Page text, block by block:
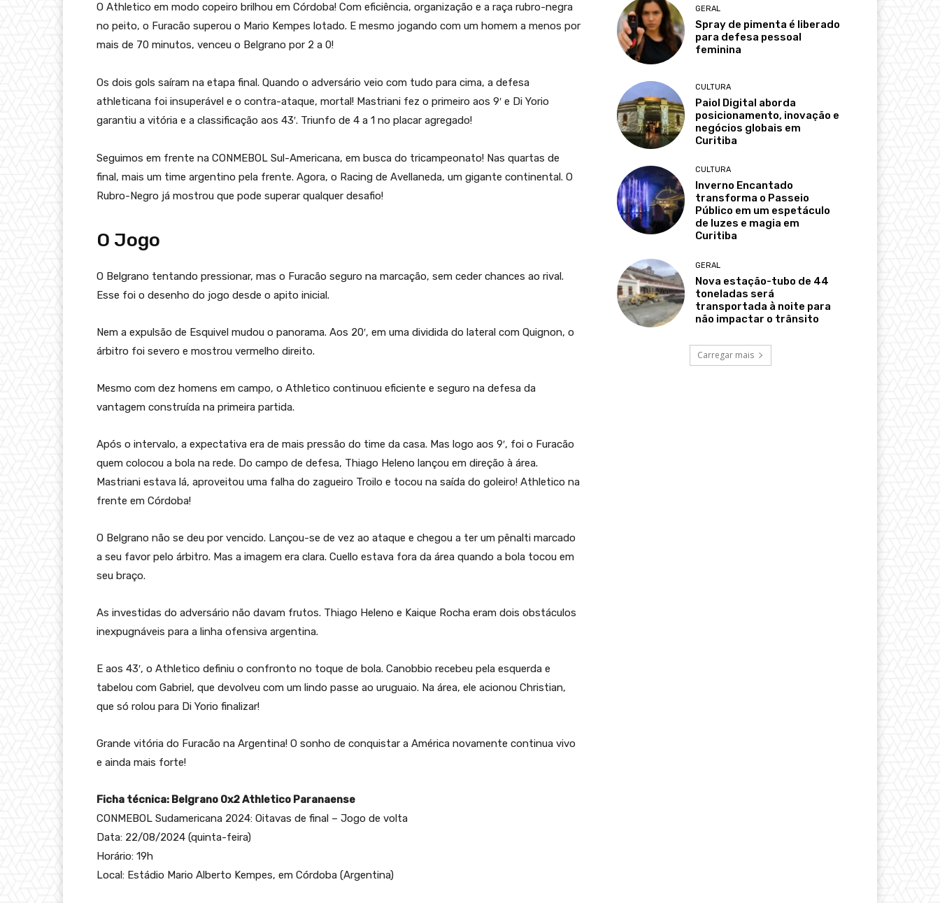
O Athletico em modo copeiro brilhou em Córdoba! Com eficiência, organização e a raça rubro-negra
no peito, o Furacão superou o Mario Kempes lotado. E mesmo jogando com um homem a menos por
mais de 70 minutos, venceu o Belgrano por 2 a 0!
Os dois gols saíram na etapa final. Quando o adversário veio com tudo para cima, a defesa
athleticana foi insuperável e o contra-ataque, mortal! Mastriani fez o primeiro aos 9′ e Di Yorio
garantiu a vitória e a classificação aos 43′. Triunfo de 4 a 1 no placar agregado!
Seguimos em frente na CONMEBOL Sul-Americana, em busca do tricampeonato! Nas quartas de
final, mais um time argentino pela frente. Agora, o Racing de Avellaneda, um gigante continental. O
Rubro-Negro já mostrou que pode superar qualquer desafio!
O Jogo
O Belgrano tentando pressionar, mas o Furacão seguro na marcação, sem ceder chances ao rival.
Esse foi o desenho do jogo desde o apito inicial.
Nem a expulsão de Esquivel mudou o panorama. Aos 20′, em uma dividida do lateral com Quignon, o
árbitro foi severo e mostrou vermelho direito.
Mesmo com dez homens em campo, o Athletico continuou eficiente e seguro na defesa da
vantagem construída na primeira partida.
Após o intervalo, a expectativa era de mais pressão do time da casa. Mas logo aos 9′, foi o Furacão
quem colocou a bola na rede. Do campo de defesa, Thiago Heleno lançou em direção à área.
Mastriani estava lá, aproveitou uma falha do zagueiro Troilo e tocou na saída do goleiro! Athletico na
frente em Córdoba!
O Belgrano não se deu por vencido. Lançou-se de vez ao ataque e chegou a ter um pênalti marcado
a seu favor pelo árbitro. Mas a imagem era clara. Cuello estava fora da área quando a bola tocou em
seu braço.
As investidas do adversário não davam frutos. Thiago Heleno e Kaique Rocha eram dois obstáculos
inexpugnáveis para a linha ofensiva argentina.
E aos 43′, o Athletico definiu o confronto no toque de bola. Canobbio recebeu pela esquerda e
tabelou com Gabriel, que devolveu com um lindo passe ao uruguaio. Na área, ele acionou Christian,
que só rolou para Di Yorio finalizar!
Grande vitória do Furacão na Argentina! O sonho de conquistar a América novamente continua vivo
e ainda mais forte!
Ficha técnica: Belgrano 0x2 Athletico Paranaense
CONMEBOL Sudamericana 2024: Oitavas de final – Jogo de volta
Data: 22/08/2024 (quinta-feira)
Horário: 19h
Local: Estádio Mario Alberto Kempes, em Córdoba (Argentina)
GERAL
Spray de pimenta é liberado
para defesa pessoal
feminina
CULTURA
Paiol Digital aborda
posicionamento, inovação e
negócios globais em
Curitiba
CULTURA
Inverno Encantado
transforma o Passeio
Público em um espetáculo
de luzes e magia em
Curitiba
GERAL
Nova estação-tubo de 44
toneladas será
transportada à noite para
não impactar o trânsito
Carregar mais